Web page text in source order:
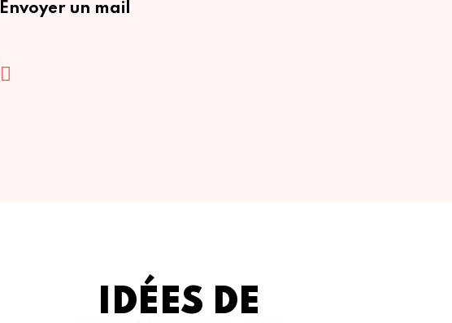
Envoyer un mail
IDÉES DE